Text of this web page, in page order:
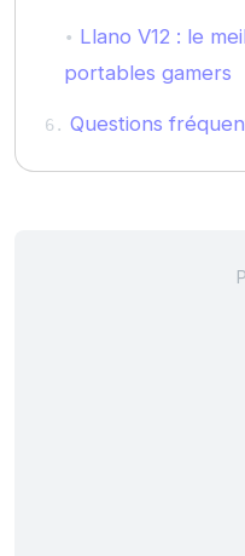
Llano V12 : le
portables gamers
Questions